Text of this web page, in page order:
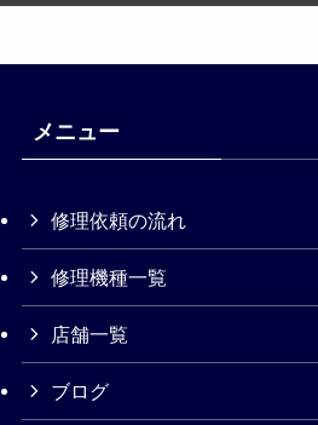
メニュー
修理依頼の流れ
修理機種一覧
店舗一覧
ブログ